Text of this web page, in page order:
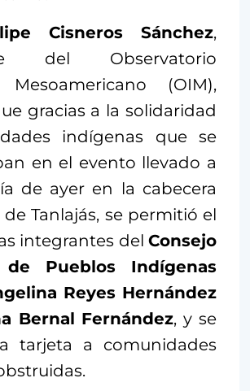
Cisneros Sánchez,
del Observatorio
Mesoamericano (OIM),
gracias a la solidaridad
indígenas que se
en el evento llevado a
de ayer en la cabecera
Tanlajás, se permitió el
integrantes del Consejo
de Pueblos Indígenas
Reyes Hernández
Bernal Fernández, y se
tarjeta a comunidades